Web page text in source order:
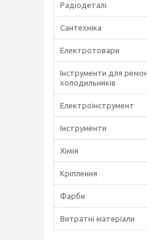
Радіодеталі
Сантехніка
Електротовари
Інструменти для
холодильників
Електроінструмент
Інструменти
Хімія
Кріплення
Фарби
Витратні матеріали